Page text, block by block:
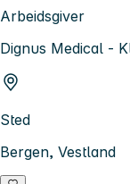
Arbeidsgiver
Dignus Medical -
Sted
Bergen, Vestland